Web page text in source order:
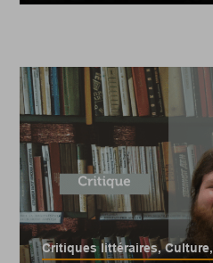
Critiques littéraires,Culture,